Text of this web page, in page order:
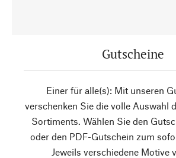
Gutscheine
Einer für alle(s): Mit unseren
verschenken Sie die volle Auswahl
Sortiments. Wählen Sie den
oder den PDF-Gutschein zum
Jeweils verschiedene Motive